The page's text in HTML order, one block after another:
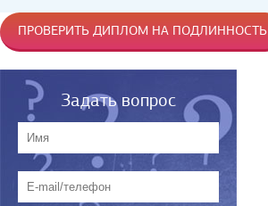
ПРОВЕРИТЬ ДИПЛОМ НА ПОДЛИННОСТЬ
Задать вопрос